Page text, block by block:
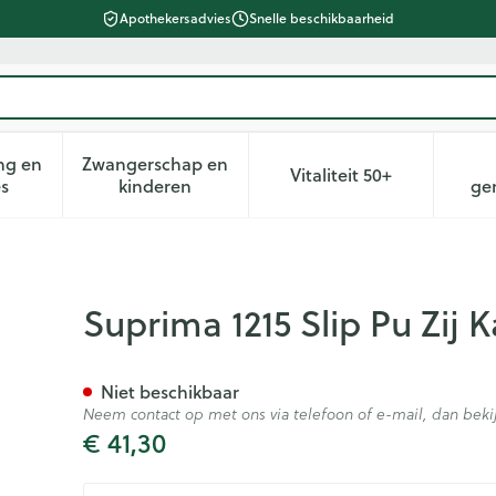
Apothekersadvies Snelle beschikbaarheid
verzorging en hygiëne categorie
en
submenu voor Dieet, voeding en vitamines categorie
Zwangerschap en
kinderenToon submenu voor Zwangerschap en
Vitaliteit 50+Toon submenu
Wit T42
Suprima 1215 Slip Pu Zij
€ 41,30
Niet beschikbaar
Neem contact op met ons via telefoon of e-mail, dan